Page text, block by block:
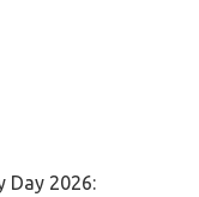
Day 2026: